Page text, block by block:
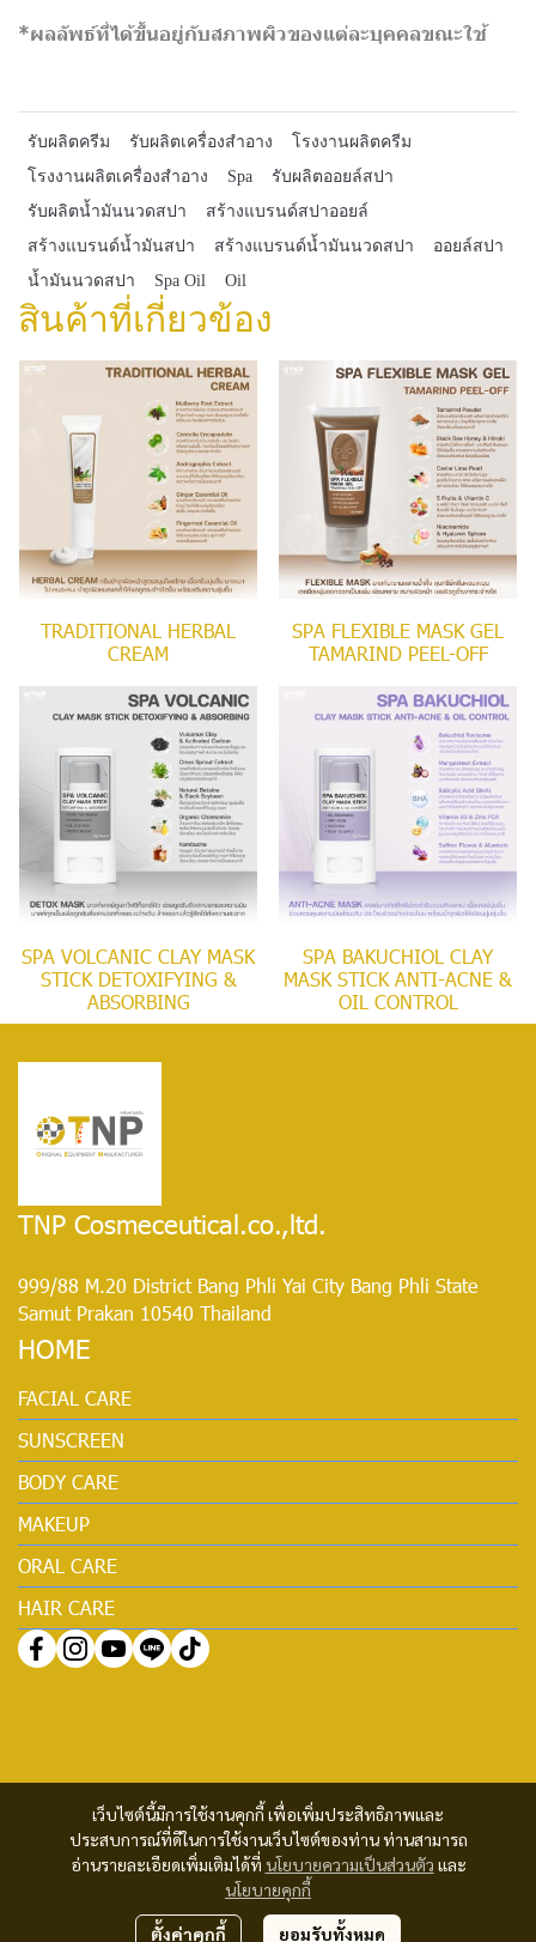
*ผลลัพธ์ที่ได้ขึ้นอยู่กับสภาพผิวของแต่ละบุคคลขณะใช้
รับผลิตครีม รับผลิตเครื่องสำอาง
โรงงานผลิตครีม
โรงงานผลิตเครื่องสำอาง
Spa
รับผลิตออยล์สปา
รับผลิตน้ำมันนวดสปา
สร้างแบรนด์สปาออยล์
สร้างแบรนด์น้ำมันสปา
สร้างแบรนด์น้ำมันนวดสปา
ออยล์สปา
น้ำมันนวดสปา
Spa Oil Oil
สินค้าที่เกี่ยวข้อง
TRADITIONAL HERBAL
CREAM
SPA FLEXIBLE MASK GEL
TAMARIND PEEL-OFF
SPA VOLCANIC CLAY MASK
STICK DETOXIFYING &
ABSORBING
SPA BAKUCHIOL CLAY
MASK STICK ANTI-ACNE &
OIL CONTROL
เว็บไซต์นี้มีการใช้งานคุกกี้ เพื่อเพิ่มประสิทธิภาพและ
ประสบการณ์ที่ดีในการใช้งานเว็บไซต์ของท่าน ท่านสามารถ
อ่านรายละเอียดเพิ่มเติมได้ที่ นโยบายความเป็นส่วนตัว และ
นโยบายคุกกี้
ตั้งค่าคุกกี้ ยอมรับทั้งหมด
TNP Cosmeceutical.co.,ltd.
999/88 M.20 District Bang Phli Yai City Bang Phli State
Samut Prakan 10540 Thailand
HOME
FACIAL CARE
SUNSCREEN
BODY CARE
MAKEUP
ORAL CARE
HAIR CARE